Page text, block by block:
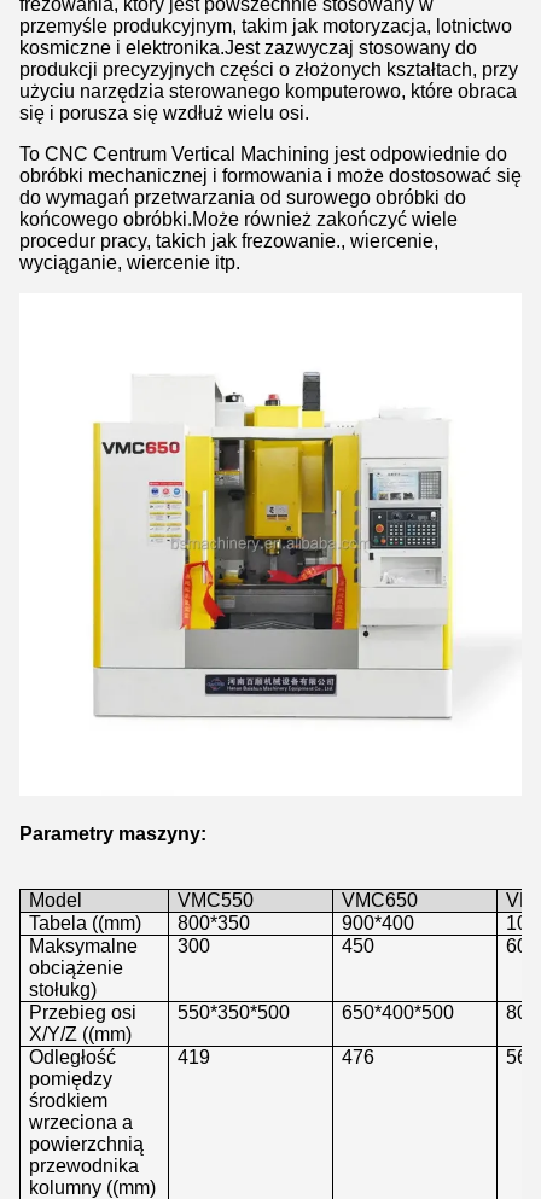
frezowania, który jest powszechnie stosowany w
przemyśle produkcyjnym, takim jak motoryzacja, lotnictwo
kosmiczne i elektronika.Jest zazwyczaj stosowany do
produkcji precyzyjnych części o złożonych kształtach, przy
użyciu narzędzia sterowanego komputerowo, które obraca
się i porusza się wzdłuż wielu osi.
To CNC Centrum Vertical Machining jest odpowiednie do
obróbki mechanicznej i formowania i może dostosować się
do wymagań przetwarzania od surowego obróbki do
końcowego obróbki.Może również zakończyć wiele
procedur pracy, takich jak frezowanie., wiercenie,
wyciąganie, wiercenie itp.
Parametry maszyny:
Model VMC550 VMC650
Tabela ((mm)
800*350 900*400
Maksymalne
obciążenie
stołukg)
300 450 600
Przebieg osi
X/Y/Z ((mm)
550*350*500 650*400*500
Odległość
pomiędzy
środkiem
wrzeciona a
powierzchnią
przewodnika
kolumny ((mm)
419 476 560